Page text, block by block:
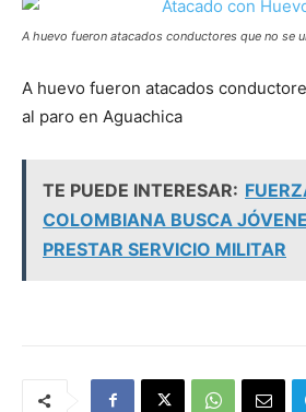
A huevo fueron atacados conductores que no se
A huevo fueron atacados
al paro en Aguachica
TE PUEDE INTERESAR:
COLOMBIANA BUSCA
PRESTAR SERVICIO MILITAR